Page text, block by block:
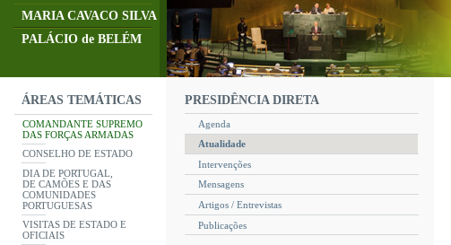
MARIA CAVACO SILVA
PALÁCIO de BELÉM
ÁREAS TEMÁTICAS
COMANDANTE SUPREMO
DAS FORÇAS ARMADAS
CONSELHO DE ESTADO
DIA DE PORTUGAL,
DE CAMÕES E DAS
COMUNIDADES
PORTUGUESAS
VISITAS DE ESTADO E
OFICIAIS
PRESIDÊNCIA DIRETA
Agenda
Atualidade
Intervenções
Mensagens
Artigos / Entrevistas
Publicações